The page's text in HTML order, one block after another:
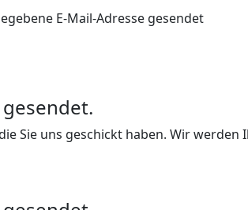
E-Mail-Adresse gesendet
Sie uns geschickt haben. Wir